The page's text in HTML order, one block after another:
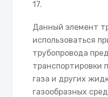
17.
Данный элемент
использоваться
трубопровода
транспортировки
газа и других
газообразных